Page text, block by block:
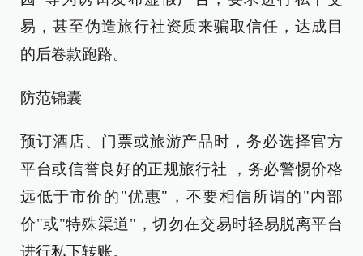
易，甚至伪造旅行社资质来骗取信任，达成目
的后卷款跑路。
防范锦囊
预订酒店、门票或旅游产品时，务必选择官方
平台或信誉良好的正规旅行社 ，务必警惕价格
远低于市价的"优惠"，不要相信所谓的"内部
价"或"特殊渠道"，切勿在交易时轻易脱离平台
进行私下转账。